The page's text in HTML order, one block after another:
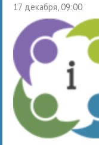
17 декабря, 09:00